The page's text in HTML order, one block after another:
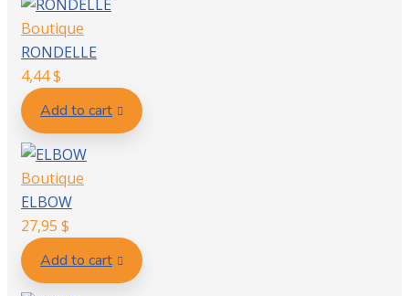
Boutique
RONDELLE
4,44$
Add to cart
Boutique
ELBOW
27,95 $
Add to cart